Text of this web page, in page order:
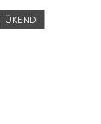
TÜKENDİ